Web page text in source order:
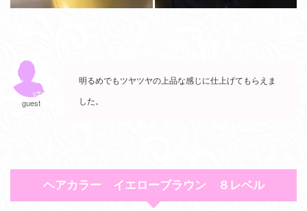
guest
明るめでもツヤツヤの上品な感じに仕上げてもらえま
した。
ヘアカラー イエローブラウン ８レベル